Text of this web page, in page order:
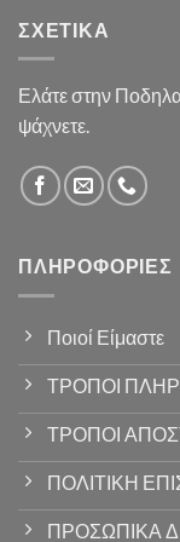
ΣΧΕΤΙΚΆ
Ελάτε στην
ψάχνετε.
ΠΛΗΡΟΦΟΡΊΕΣ
Ποιοί Είμαστε
ΤΡΟΠΟΙ
ΤΡΟΠΟΙ
ΠΟΛΙΤΙΚΗ
ΠΡΟΣΩΠΙΚΑ